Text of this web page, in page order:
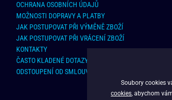
OCHRANA OSOBNÍCH ÚDAJŮ
MOŽNOSTI DOPRAVY A PLATBY
JAK POSTUPOVAT PŘI VÝMĚNĚ ZBOŽÍ
JAK POSTUPOVAT PŘI VRÁCENÍ ZBOŽÍ
KONTAKTY
ČASTO KLADENÉ DOTAZY
ODSTOUPENÍ OD SMLOUVY - ONLINE FORMULÁŘ
Soubory cookies
cookies , abychom